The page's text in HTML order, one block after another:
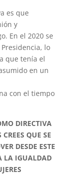
es que
y
En el 2020 se
lo
que tenía el
en un
con el tiempo
DIRECTIVA
QUE SE
DESDE ESTE
LA IGUALDAD